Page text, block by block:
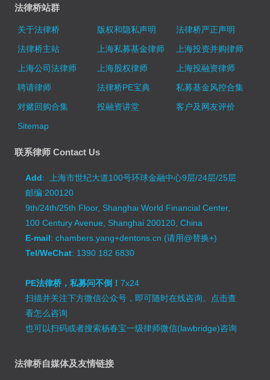
法律桥站群
关于法律桥 版权和隐私声明
法律桥严正声明
法律桥主站
上海私募基金律师
上海投资并购律师
上海公司法律师
上海股权律师
上海投融资律师
聘请律师
法律桥PE宝典
私募基金风控合集
对赌回购合集
投融资讲堂
客户及网友评价
Sitemap
联系律师 Contact Us
Add: 上海市世纪大道100号环球金融中心9层/24层/25层
邮编:200120
9th/24th/25th Floor, Shanghai World Financial Center,
100 Century Avenue, Shanghai 200120, China
E-mail: chambers.yang+dentons.cn (请用@替换+)
Tel/WeChat: 1390 182 6830
PE法律桥，私募问不倒！7x24
扫描并关注下方微信公众号，即可随时在线咨询。 点击查
看怎么咨询
也可以扫码或者搜索杨春宝一级律师微信(lawbridge)咨询
法律桥自媒体及友情链接